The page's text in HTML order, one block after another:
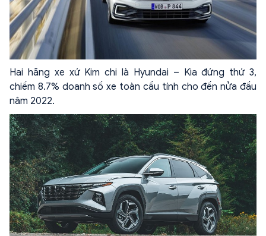
Hai hãng xe xứ Kim chi là Hyundai – Kia đứng thứ 3,
chiếm 8.7% doanh số xe toàn cầu tính cho đến nửa đầu
năm 2022.